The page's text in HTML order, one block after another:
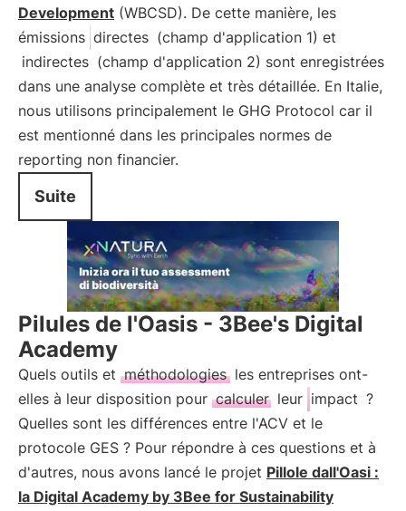
Development (WBCSD). De cette manière, les
émissions directes (champ d'application 1) et
indirectes (champ d'application 2) sont enregistrées
dans une analyse complète et très détaillée. En Italie,
nous utilisons principalement le GHG Protocol car il
est mentionné dans les principales normes de
reporting non financier.
Suite
Pilules de l'Oasis - 3Bee's Digital
Academy
Quels outils et méthodologies les entreprises ont-
elles à leur disposition pour calculer leur impact ?
Quelles sont les différences entre l'ACV et le
protocole GES ? Pour répondre à ces questions et à
d'autres, nous avons lancé le projet Pillole dall'Oasi :
la Digital Academy by 3Bee for Sustainability